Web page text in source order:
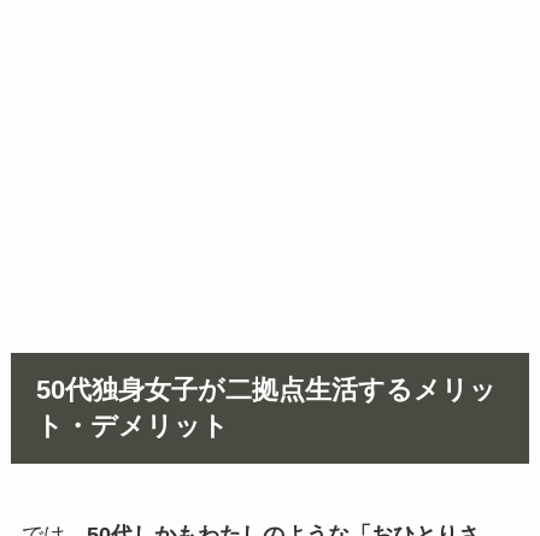
50代独身女子が二拠点生活するメリッ
ト・デメリット